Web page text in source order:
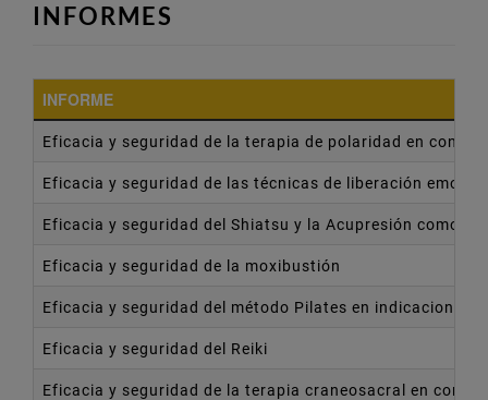
INFORMES
INFORME
Eficacia y seguridad de la terapia de polaridad en
Eficacia y seguridad de las técnicas de liberación
Eficacia y seguridad del Shiatsu y la Acupresión como
Eficacia y seguridad de la moxibustión
Eficacia y seguridad del método Pilates en indicaciones
Eficacia y seguridad del Reiki
Eficacia y seguridad de la terapia craneosacral en